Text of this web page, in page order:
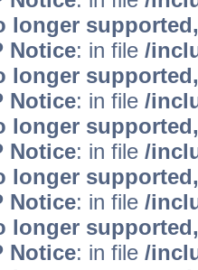
longer
Notice: in file /
longer
Notice: in file /
longer
Notice: in file /
longer
Notice: in file /
longer
Notice: in file /